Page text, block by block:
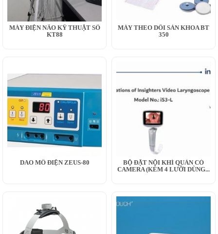
MÁY ĐIỆN NÃO KỸ THUẬT SỐ
KT88
MÁY THEO DÕI SẢN KHOA BT
350
DAO MỔ ĐIỆN ZEUS-80
BỘ ĐẶT NỘI KHÍ QUẢN CÓ
CAMERA (KÈM 4 LƯỠI DÙNG...